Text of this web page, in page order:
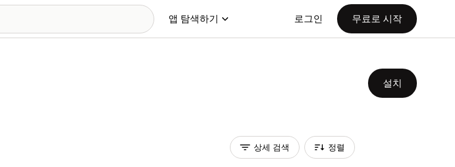
앱 탐색하기 로그인 무료로 시작
설치
상세 검색 정렬